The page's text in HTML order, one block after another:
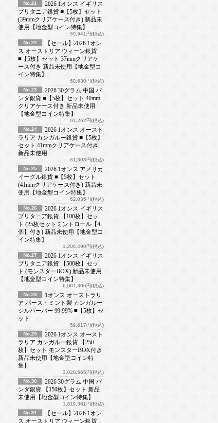
No.21
2026 1オンス イギリス
ブリタニア銀貨 ■【5枚】セット
(39mmクリアケース付き) 新品未
使用【地金型コイン特集】
60,941円(税込)
No.22
【セール】2026 1オン
ス オーストリア ウィーン銀貨
■【5枚】セット 37mmクリアケ
ース付き 新品未使用【地金型コ
イン特集】
60,630円(税込)
No.23
2026 30グラム 中国 パ
ンダ銀貨 ■【5枚】セット 40mm
クリアケース付き 新品未使用
【地金型コイン特集】
61,262円(税込)
No.24
2026 1オンス オースト
ラリア カンガルー銀貨 ■【5枚】
セット 41mmクリアケース付き
新品未使用
61,303円(税込)
No.25
2026 1オンス アメリカ
イーグル銀貨 ■【5枚】セット
(41mmクリアケース付き) 新品未
使用【地金型コイン特集】
62,035円(税込)
No.26
2026 1オンス イギリス
ブリタニア銀貨 【100枚】セッ
ト (25枚セットミントロール【4
個】付き) 新品未使用【地金型コ
イン特集】
1,206,490円(税込)
No.27
2026 1オンス イギリス
ブリタニア銀貨 【500枚】セッ
ト (モンスターBOX) 新品未使用
【地金型コイン特集】
6,001,806円(税込)
No.28
1オンス オーストラリ
ア パース・ミント製 カンガルー
シルバーバー 99.99% ■【5枚】セ
ット
59,617円(税込)
No.29
2026 1オンス オースト
ラリア カンガルー銀貨 【250
枚】セット モンスターBOX付き
新品未使用【地金型コイン特
集】
3,020,565円(税込)
No.30
2026 30グラム 中国 パ
ンダ銀貨 【150枚】セット 新品
未使用【地金型コイン特集】
1,819,361円(税込)
No.31
【セール】2026 1オン
ス オーストリア ウィーン銀貨